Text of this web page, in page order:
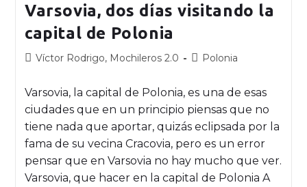
Varsovia, dos días visitando la
capital de Polonia
Víctor Rodrigo, Mochileros 2.0 Polonia
Varsovia, la capital de Polonia, es una de esas
ciudades que en un principio piensas que no
tiene nada que aportar, quizás eclipsada por la
fama de su vecina Cracovia, pero es un error
pensar que en Varsovia no hay mucho que ver.
Varsovia, que hacer en la capital de Polonia A